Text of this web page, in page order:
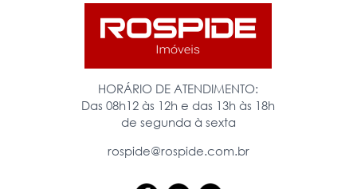
HORÁRIO DE ATENDIMENTO:
Das 08h12 às 12h e das 13h às 18h
de segunda à sexta
rospide@rospide.com.br